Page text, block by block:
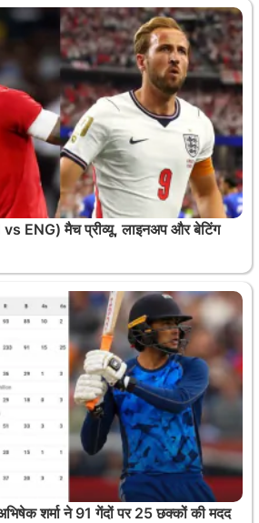
vs ENG) मैच प्रीव्यू, लाइनअप और बेटिंग
शर्मा ने 91 गेंदों पर 25 छक्कों की मदद